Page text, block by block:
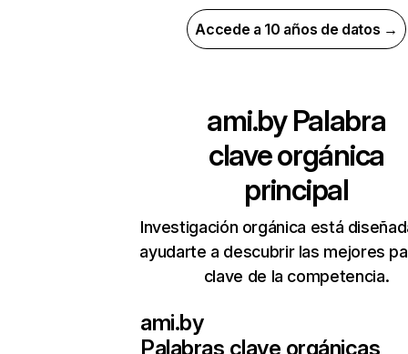
Accede a 10 años de datos →
ami.byPalabra
clave orgánica
principal
Investigación orgánica está
ayudarte a descubrir las mejores
clave de la competencia.
ami.by
Palabras clave orgánicas